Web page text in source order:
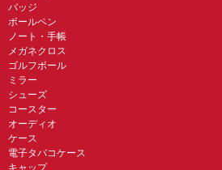
バッジ
ボールペン
ノート・手帳
メガネクロス
ゴルフボール
ミラー
シューズ
コースター
オーディオ
ケース
電子タバコケース
キャップ